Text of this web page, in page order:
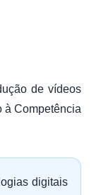
de vídeos
à Competência
digitais